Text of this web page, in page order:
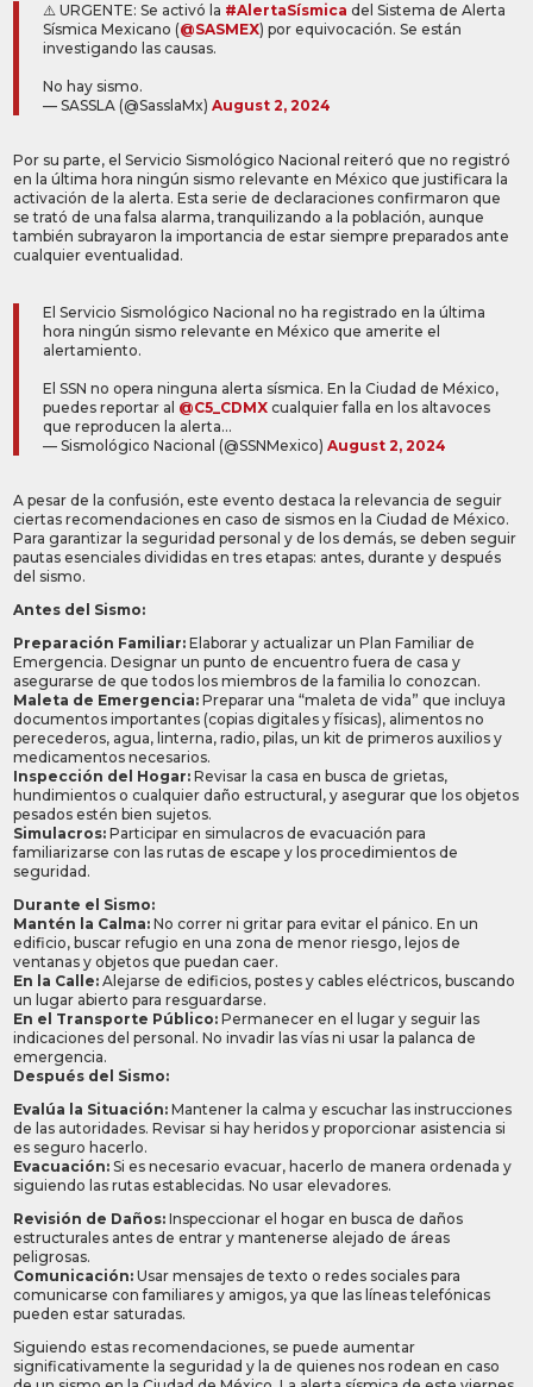
⚠️ URGENTE: Se activó la #AlertaSísmica del Sistema de Alerta
Sísmica Mexicano (@SASMEX) por equivocación. Se están
investigando las causas.
No hay sismo.
— SASSLA (@SasslaMx)August 2, 2024
Por su parte, el Servicio Sismológico Nacional reiteró que no registró
en la última hora ningún sismo relevante en México que justificara la
activación de la alerta. Esta serie de declaraciones confirmaron que
se trató de una falsa alarma, tranquilizando a la población, aunque
también subrayaron la importancia de estar siempre preparados ante
cualquier eventualidad.
El Servicio Sismológico Nacional no ha registrado en la última
hora ningún sismo relevante en México que amerite el
alertamiento.
El SSN no opera ninguna alerta sísmica. En la Ciudad de México,
puedes reportar al @C5_CDMX cualquier falla en los altavoces
que reproducen la alerta…
— Sismológico Nacional (@SSNMexico)August 2, 2024
A pesar de la confusión, este evento destaca la relevancia de seguir
ciertas recomendaciones en caso de sismos en la Ciudad de México.
Para garantizar la seguridad personal y de los demás, se deben seguir
pautas esenciales divididas en tres etapas: antes, durante y después
del sismo.
Antes del Sismo:
Preparación Familiar: Elaborar y actualizar un Plan Familiar de
Emergencia. Designar un punto de encuentro fuera de casa y
asegurarse de que todos los miembros de la familia lo conozcan.
Maleta de Emergencia: Preparar una “maleta de vida” que incluya
documentos importantes (copias digitales y físicas), alimentos no
perecederos, agua, linterna, radio, pilas, un kit de primeros auxilios y
medicamentos necesarios.
Inspección del Hogar: Revisar la casa en busca de grietas,
hundimientos o cualquier daño estructural, y asegurar que los objetos
pesados estén bien sujetos.
Simulacros: Participar en simulacros de evacuación para
familiarizarse con las rutas de escape y los procedimientos de
seguridad.
Durante el Sismo:
Mantén la Calma:No correr ni gritar para evitar el pánico. En un
edificio, buscar refugio en una zona de menor riesgo, lejos de
ventanas y objetos que puedan caer.
En la Calle: Alejarse de edificios, postes y cables eléctricos, buscando
un lugar abierto para resguardarse.
En el Transporte Público: Permanecer en el lugar y seguir las
indicaciones del personal. No invadir las vías ni usar la palanca de
emergencia.
Después del Sismo:
Evalúa la Situación:Mantener la calma y escuchar las instrucciones
de las autoridades. Revisar si hay heridos y proporcionar asistencia si
es seguro hacerlo.
Evacuación:Si es necesario evacuar, hacerlo de manera ordenada y
siguiendo las rutas establecidas. No usar elevadores.
Revisión de Daños: Inspeccionar el hogar en busca de daños
estructurales antes de entrar y mantenerse alejado de áreas
peligrosas.
Comunicación: Usar mensajes de texto o redes sociales para
comunicarse con familiares y amigos, ya que las líneas telefónicas
pueden estar saturadas.
Siguiendo estas recomendaciones, se puede aumentar
significativamente la seguridad y la de quienes nos rodean en caso